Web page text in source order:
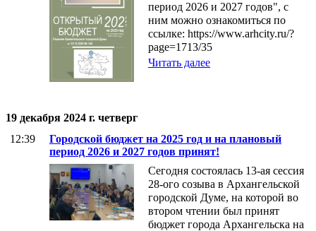
период 2026 и 2027 годов", с
ним можно ознакомиться по
ссылке: https://www.arhcity.ru/?
page=1713/35
Читать далее
19 декабря 2024 г. четверг
12:39
Городской бюджет на 2025 год и на плановый
период 2026 и 2027 годов принят!
Сегодня состоялась 13-ая сессия
28-ого созыва в Архангельской
городской Думе, на которой во
втором чтении был принят
бюджет города Архангельска на